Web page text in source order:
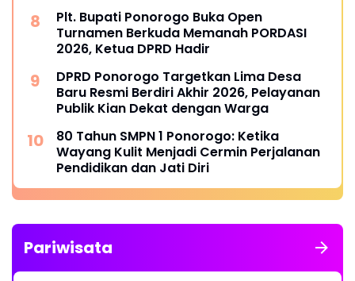
Plt. Bupati Ponorogo Buka Open
Turnamen Berkuda Memanah PORDASI
2026, Ketua DPRD Hadir
DPRD Ponorogo Targetkan Lima Desa
Baru Resmi Berdiri Akhir 2026, Pelayanan
Publik Kian Dekat dengan Warga
80 Tahun SMPN 1 Ponorogo: Ketika
Wayang Kulit Menjadi Cermin Perjalanan
Pendidikan dan Jati Diri
Pariwisata